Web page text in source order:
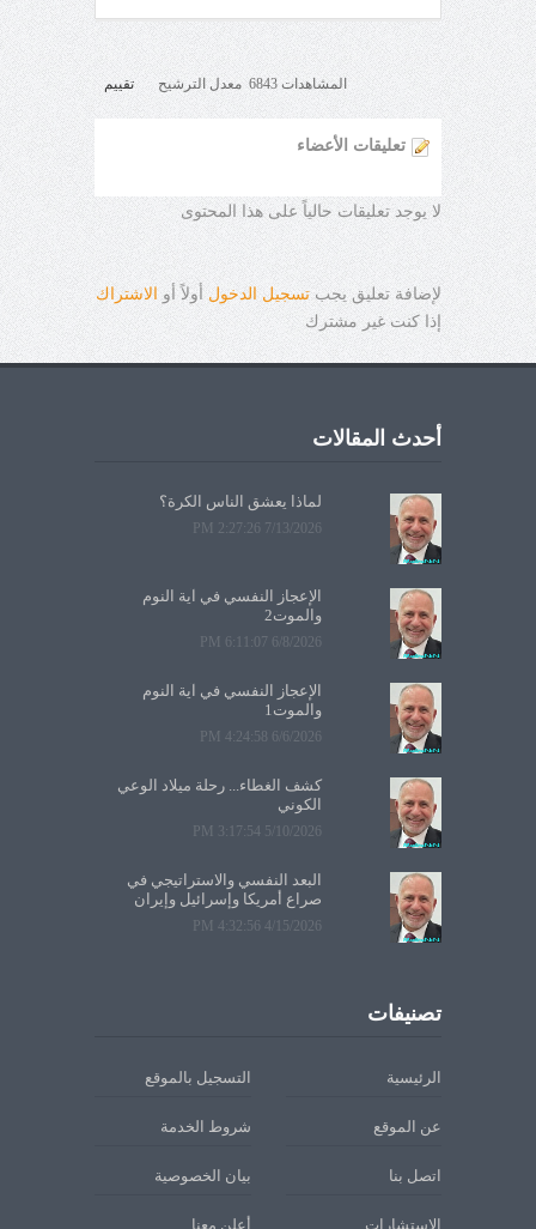
المشاهدات 6843 معدل الترشيح تقييم
تعليقات الأعضاء
لا يوجد تعليقات حالياً على هذا المحتوى
لإضافة تعليق يجب تسجيل الدخول أولاً أو الاشتراك
إذا كنت غير مشترك
أحدث المقالات
لماذا يعشق الناس الكرة؟
7/13/2026 2:27:26 PM
الإعجاز النفسي في آية النوم
والموت2
6/8/2026 6:11:07 PM
الإعجاز النفسي في آية النوم
والموت1
6/6/2026 4:24:58 PM
كشف الغطاء... رحلة ميلاد الوعي
الكوني
5/10/2026 3:17:54 PM
البعد النفسي والاستراتيجي في
صراع أمريكا وإسرائيل وإيران
4/15/2026 4:32:56 PM
تصنيفات
الرئيسية التسجيل بالموقع
عن الموقع شروط الخدمة
اتصل بنا بيان الخصوصية
الاستشارات أعلن معنا